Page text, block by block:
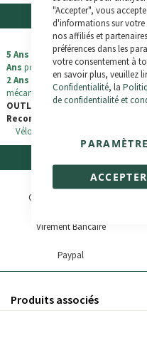
"Accepter", vous
d'informations sur
nos affiliés et
préférences dans les
votre consentement à
en savoir plus, veuillez
Confidentialité, la
de confidentialité et
Garantie
Produits Neufs
5 Ans pour les cadres de vélo et3
Ans pour ceux des tricycles
2 Ans pour les composants
mécaniques et la partie électrique
OUTLET / Test / Usagés /
Reconditionnés
Vélos + tricycles : garantie d’
Carte Bancaire
Virement Bancaire
Paypal
Produits associés